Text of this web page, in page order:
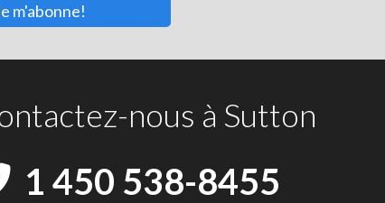
m'abonne!
nous à Sutton
1 450 538-8455